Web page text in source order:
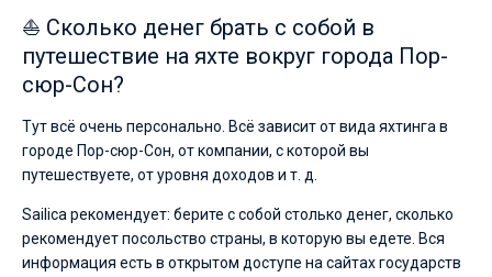
⛵ Сколько денег брать с собой в
путешествие на яхте вокруг города Пор-
сюр-Сон?
Тут всё очень персонально. Всё зависит от вида яхтинга в
городе Пор-сюр-Сон, от компании, с которой вы
путешествуете, от уровня доходов и т. д.
Sailica рекомендует: берите с собой столько денег, сколько
рекомендует посольство страны, в которую вы едете. Вся
информация есть в открытом доступе на сайтах государств